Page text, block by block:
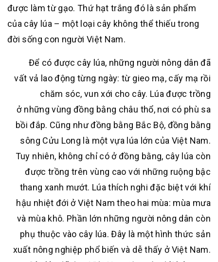
được làm từ gạo. Thứ hạt trắng đó là sản phẩm
của cây lúa – một loại cây không thể thiếu trong
đời sống con người Việt Nam.
Để có được cây lúa, những người nông dân đã
vất vả lao động từng ngày: từ gieo mạ, cấy mạ rồi
chăm sóc, vun xới cho cây. Lúa được trồng
ở những vùng đồng bằng châu thổ, nơi có phù sa
bồi đắp. Cũng như đồng bằng Bắc Bộ, đồng bằng
sông Cửu Long là một vựa lúa lớn của Việt Nam.
Tuy nhiên, không chỉ có ở đồng bằng, cây lúa còn
được trồng trên vùng cao với những ruộng bậc
thang xanh mướt. Lúa thích nghi đặc biệt với khí
hậu nhiệt đới ở Việt Nam theo hai mùa: mùa mưa
và mùa khô. Phần lớn những người nông dân còn
phụ thuộc vào cây lúa. Đây là một hình thức sản
xuất nông nghiệp phổ biến và dễ thấy ở Việt Nam.